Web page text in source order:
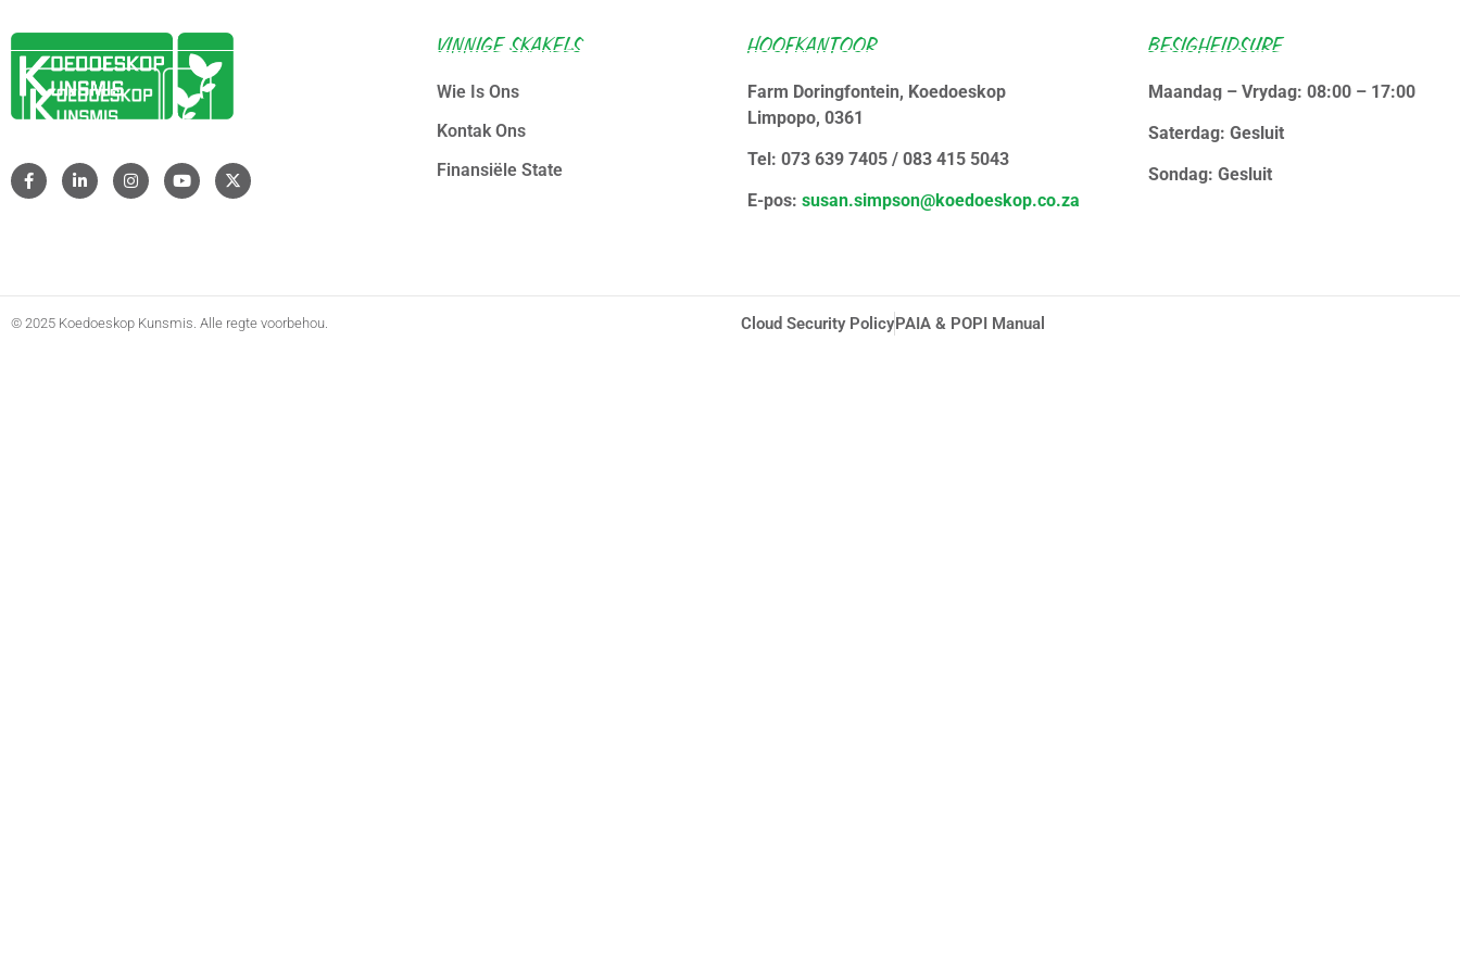
WIE IS ONS
VINNIGE SKAKELS
Wie Is Ons
Kontak Ons
Finansiële State
HOOFKANTOOR
Farm Doringfontein, Koedoeskop
Limpopo, 0361
Tel: 073 639 7405 / 083 415 5043
E-pos:susan.simpson@koedoeskop.co.za
BESIGHEIDSURE
Maandag – Vrydag: 08:00 – 17:00
Saterdag: Gesluit
Sondag: Gesluit
© 2025 Koedoeskop Kunsmis. Alle regte voorbehou. Cloud Security PolicyPAIA & POPI Manual